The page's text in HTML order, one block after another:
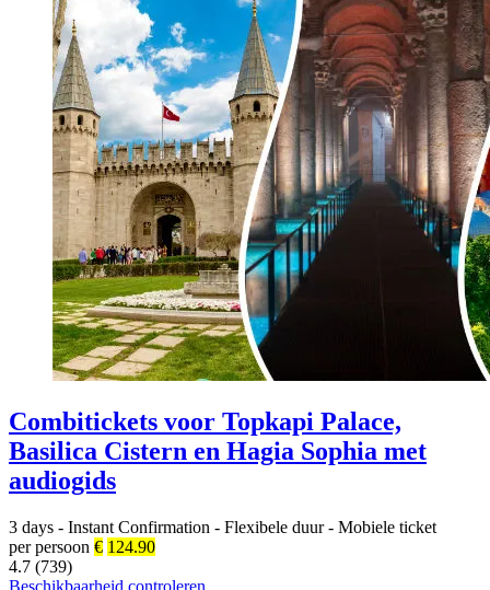
Combitickets voor Topkapi Palace,
Basilica Cistern en Hagia Sophia met
audiogids
3 days - Instant Confirmation - Flexibele duur - Mobiele ticket
per persoon € 124.90
4.7 (739)
Beschikbaarheid controleren